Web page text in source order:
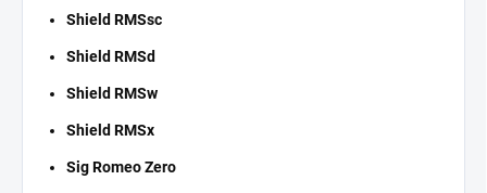
Shield RMSsc
Shield RMSd
Shield RMSw
Shield RMSx
Sig Romeo Zero